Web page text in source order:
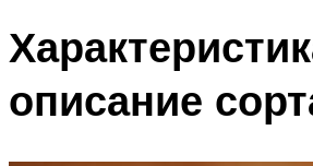
описание